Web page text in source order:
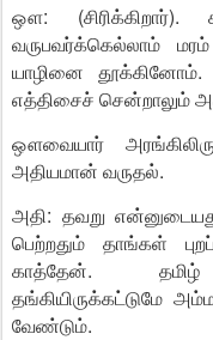
ஔ: (சிரிக்கிறார்).
வருபவர்க்கெல்லாம்
யாழினை
எத்திசைச் சென்றாலும்
ஔவையார்
அதியமான் வருதல்.
அதி: தவறு
பெற்றதும் தாங்கள்
காத்தேன். தமிழ்
தங்கியிருக்கட்டுமே
வேண்டும்.